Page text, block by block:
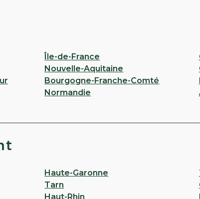
Saint Leu La Foret
Île-de-France
Nouvelle-Aquitaine
Bourgogne-Franche-Comté
Normandie
Haute-Garonne
Tarn
Haut-Rhin